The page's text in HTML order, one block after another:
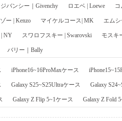
ジバンシー｜Givenchy ロエベ | Loewe コ
ー | Kenzo マイケルコース| MK エム
NY スワロフスキー | Swarovski モスキ
バリー｜Bally
iPhone16~16ProMaxケース
Galaxy S25~S25Ultraケース Galaxy
Galaxy Z Flip 5~1ケース Galaxy Z Fold